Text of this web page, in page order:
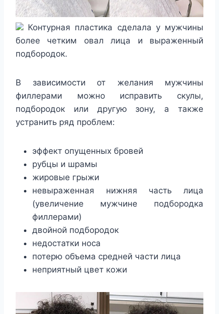
Контурная пластика сделала у мужчины
более четким овал лица и выраженный
подбородок.
В зависимости от желания мужчины
филлерами можно исправить скулы,
подбородок или другую зону, а также
устранить ряд проблем:
эффект опущенных бровей
рубцы и шрамы
жировые грыжи
невыраженная нижняя часть лица
(увеличение мужчине подбородка
филлерами)
двойной подбородок
недостатки носа
потерю объема средней части лица
неприятный цвет кожи